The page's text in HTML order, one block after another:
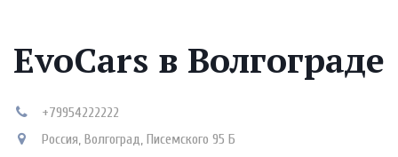
EvoCars в Волгограде
+79954222222
Россия, Волгоград, Писемского 95 Б